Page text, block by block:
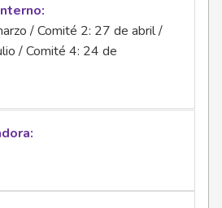
/ Comité 2: 27 de abril /
/ Comité 4: 24 de